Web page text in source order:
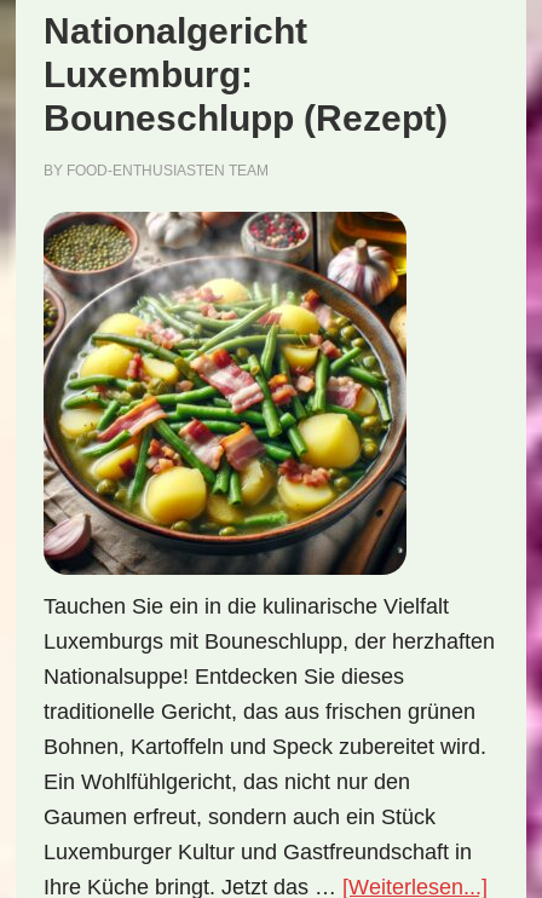
Nationalgericht
Luxemburg:
Bouneschlupp (Rezept)
BY FOOD-ENTHUSIASTEN TEAM
Tauchen Sie ein in die kulinarische Vielfalt
Luxemburgs mit Bouneschlupp, der herzhaften
Nationalsuppe! Entdecken Sie dieses
traditionelle Gericht, das aus frischen grünen
Bohnen, Kartoffeln und Speck zubereitet wird.
Ein Wohlfühlgericht, das nicht nur den
Gaumen erfreut, sondern auch ein Stück
Luxemburger Kultur und Gastfreundschaft in
Ihre Küche bringt. Jetzt das … [Weiterlesen...]